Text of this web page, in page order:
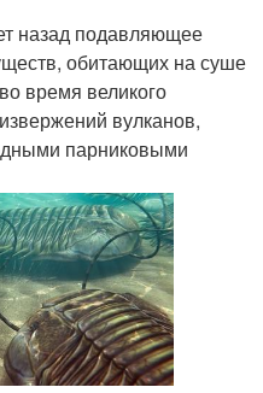
назад подавляющее
обитающих на суше
время великого
вулканов,
парниковыми